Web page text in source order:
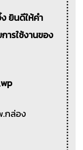
ยินดีให้คำ
ารใช้งานของ
กล่อง